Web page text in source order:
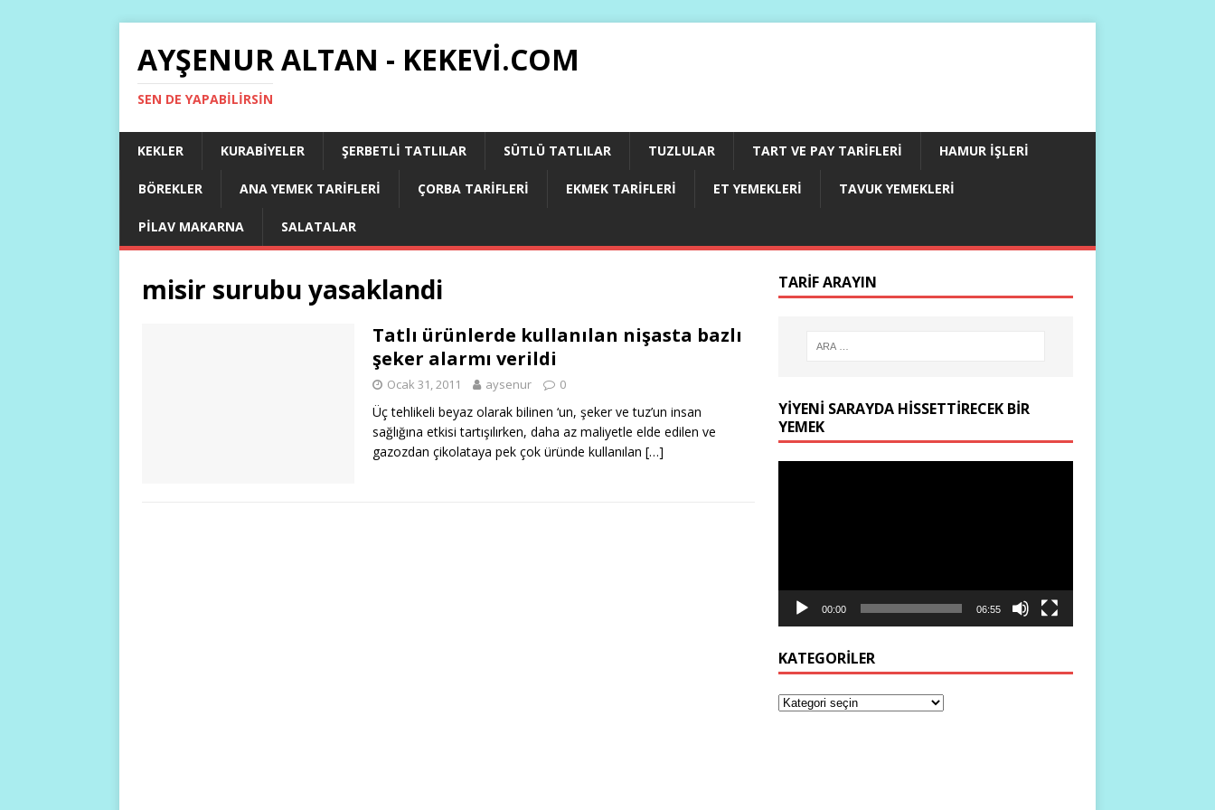
AYŞENUR ALTAN - KEKEVI.COM
SEN DE YAPABILIRSIN
KEKLER KURABIYELER ŞERBETLI TATLILAR SÜTLÜ TATLILAR TUZLULAR TART VE PAY TARIFLERI HAMUR İŞLERI
BÖREKLER ANA YEMEK TARIFLERI ÇORBA TARIFLERI EKMEK TARIFLERI ET YEMEKLERI TAVUK YEMEKLERI
PILAV MAKARNA SALATALAR
misir surubu yasaklandi
Tatlı ürünlerde kullanılan nişasta bazlı
şeker alarmı verildi
Ocak 31, 2011 aysenur 0
Üç tehlikeli beyaz olarak bilinen ‘un, şeker ve tuz’un insan
sağlığına etkisi tartışılırken, daha az maliyetle elde edilen ve
gazozdan çikolataya pek çok üründe kullanılan […]
TARIF ARAYIN
YIYENI SARAYDA HISSETTIRECEK BIR
YEMEK
00:00 06:55
KATEGORILER